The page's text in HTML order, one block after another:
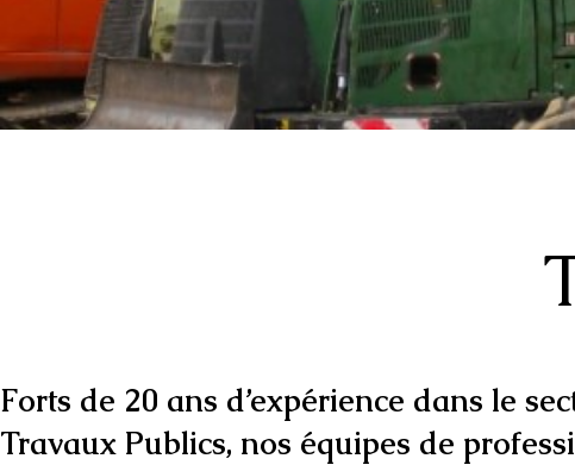
Contact
Forts de 20 ans d’expérience dans le
Travaux Publics, nos équipes de